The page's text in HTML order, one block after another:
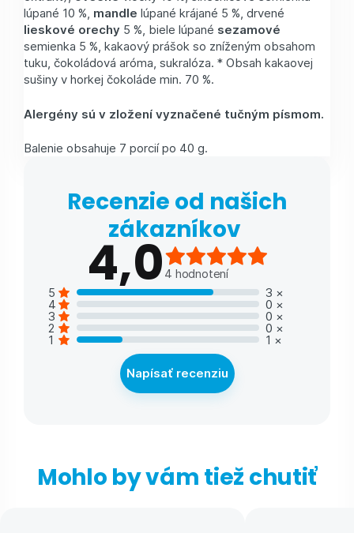
lúpané 10 %, mandle lúpané krájané 5 %, drvené
lieskové orechy 5 %, biele lúpané sezamové
semienka 5 %, kakaový prášok so zníženým obsahom
tuku, čokoládová aróma, sukralóza. * Obsah kakaovej
sušiny v horkej čokoláde min. 70 %.
Alergény sú v zložení vyznačené tučným písmom.
Balenie obsahuje 7 porcií po 40 g.
Recenzie od našich
zákazníkov
4,0 4 hodnotení
5
3 ×
4 0 ×
3 0 ×
2 0 ×
1 1 ×
Napísať recenziu
Mohlo by vám tiež chutiť